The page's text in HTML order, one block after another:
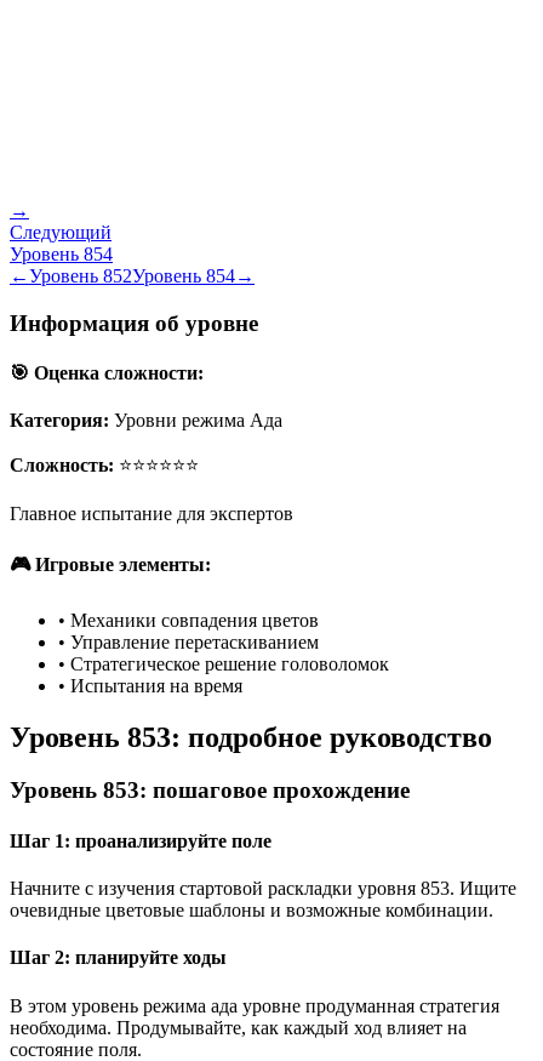
→
Следующий
Уровень 854
←Уровень 852Уровень 854→
Информация об уровне
🎯 Оценка сложности:
Категория: Уровни режима Ада
Сложность: ⭐⭐⭐⭐⭐⭐
Главное испытание для экспертов
🎮 Игровые элементы:
• Механики совпадения цветов
• Управление перетаскиванием
• Стратегическое решение головоломок
• Испытания на время
Уровень 853: подробное руководство
Уровень 853: пошаговое прохождение
Шаг 1: проанализируйте поле
Начните с изучения стартовой раскладки уровня 853. Ищите
очевидные цветовые шаблоны и возможные комбинации.
Шаг 2: планируйте ходы
В этом уровень режима ада уровне продуманная стратегия
необходима. Продумывайте, как каждый ход влияет на
состояние поля.